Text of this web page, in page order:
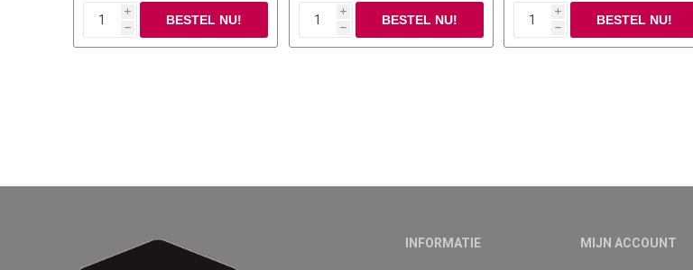
i
h
i
h
i
h
INFORMATIE MIJN ACCOUNT